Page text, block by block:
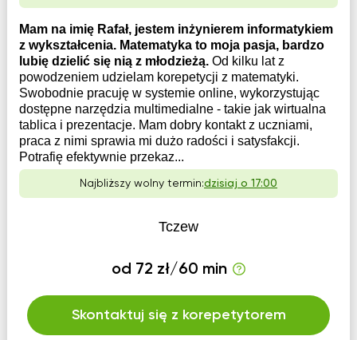
Mam na imię Rafał, jestem inżynierem informatykiem
z wykształcenia. Matematyka to moja pasja, bardzo
lubię dzielić się nią z młodzieżą. Od kilku lat z
powodzeniem udzielam korepetycji z matematyki.
Swobodnie pracuję w systemie online, wykorzystując
dostępne narzędzia multimedialne - takie jak wirtualna
tablica i prezentacje. Mam dobry kontakt z uczniami,
praca z nimi sprawia mi dużo radości i satysfakcji.
Potrafię efektywnie przekaz...
Najbliższy wolny termin:dzisiaj o 17:00
Tczew
od 72 zł/60 min
Skontaktuj się z korepetytorem